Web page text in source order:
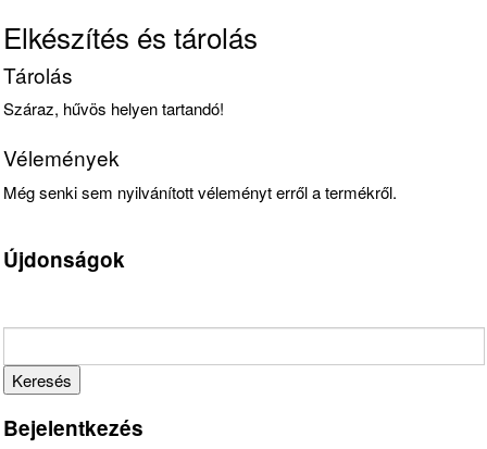
Elkészítés és tárolás
Tárolás
Száraz, hűvös helyen tartandó!
Vélemények
Még senki sem nyilvánított véleményt erről a termékről.
Újdonságok
Bejelentkezés